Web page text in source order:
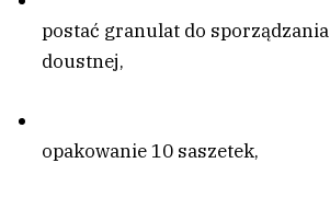
postać granulat do
doustnej,
opakowanie 10 saszetek,